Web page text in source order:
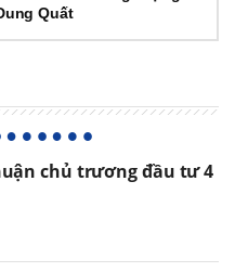
Quất
chủ trương đầu tư 4